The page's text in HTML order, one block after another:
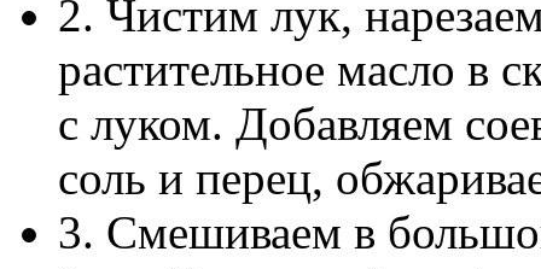
2. Чистим лук,
растительное масло в
с луком. Добавляем
соль и перец,
3. Смешиваем в